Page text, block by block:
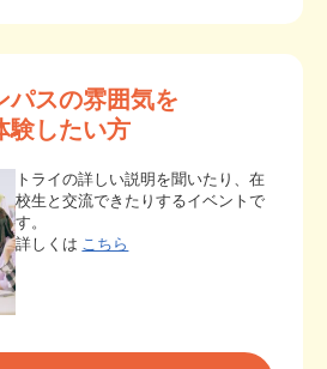
パスの雰囲気を
験したい方
トライの詳しい説明を聞いたり、在
校生と交流できたりするイベントで
す。
詳しくは こちら